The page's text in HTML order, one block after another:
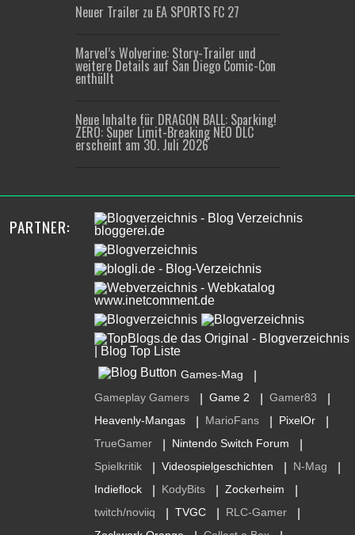
Neuer Trailer zu EA SPORTS FC 27
Marvel’s Wolverine: Story-Trailer und
weitere Details auf San Diego Comic-Con
enthüllt
Neue Inhalte für DRAGON BALL: Sparking!
ZERO: Super Limit-Breaking NEO DLC
erscheint am 30. Juli 2026
PARTNER:
Games-Mag
Gameplay Gamers Game 2 Gamer83
Heavenly-Mangas MarioFans PixelOr
TrueGamer Nintendo Switch Forum
Spielkritik Videospielgeschichten N-Mag
Indieflock KodyBits Zockerheim
twitch/noviiq TVGC RLC-Gamer